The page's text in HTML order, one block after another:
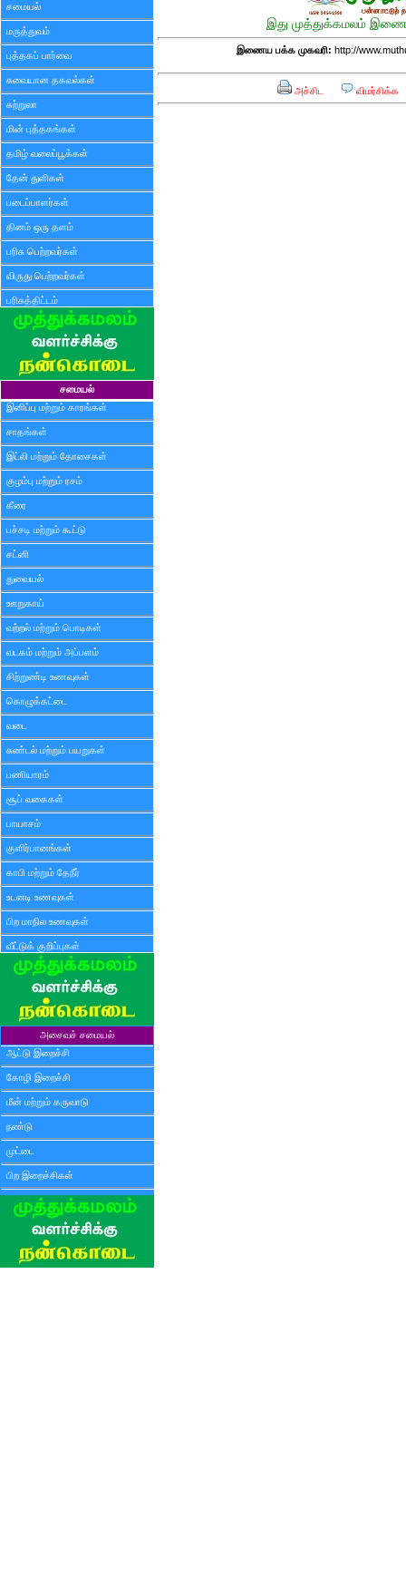
சமையல்
மருத்துவம்
புத்தகப் பார்வை
சுவையான தகவல்கள்
சுற்றுலா
மின் புத்தகங்கள்
தமிழ் வலைப்பூக்கள்
தேன் துளிகள்
படைப்பாளர்கள்
தினம் ஒரு தளம்
பரிசு பெற்றவர்கள்
விருது பெற்றவர்கள்
பரிசுத்திட்டம்
சமையல்
இனிப்பு மற்றும் காரங்கள்
சாதங்கள்
இட்லி மற்றும் தோசைகள்
குழம்பு மற்றும் ரசம்
கீரை
பச்சடி மற்றும் கூட்டு
சட்னி
துவையல்
ஊறுகாய்
வற்றல் மற்றும் பொடிகள்
வடகம் மற்றும் அப்பளம்
சிற்றுண்டி உணவுகள்
கொழுக்கட்டை
வடை
சுண்டல் மற்றும் பயறுகள்
பணியாரம்
சூப் வகைகள்
பாயாசம்
குளிர்பானங்கள்
காபி மற்றும் தேநீர்
உடனடி உணவுகள்
பிற மாநில உணவுகள்
வீட்டுக் குறிப்புகள்
அசைவச் சமையல்
ஆட்டு இறைச்சி
கோழி இறைச்சி
மீன் மற்றும் கருவாடு
நண்டு
முட்டை
பிற இறைச்சிகள்
இது முத்துக்கமலம்
இணைய பக்க முகவரி: http://
அச்சிட விமர்சிக்க